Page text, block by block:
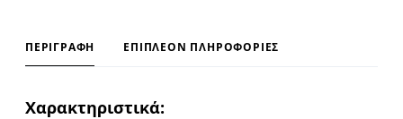
ΠΕΡΙΓΡΑΦΉ ΕΠΙΠΛΈΟΝ ΠΛΗΡΟΦΟΡΊΕΣ
Χαρακτηριστικά: